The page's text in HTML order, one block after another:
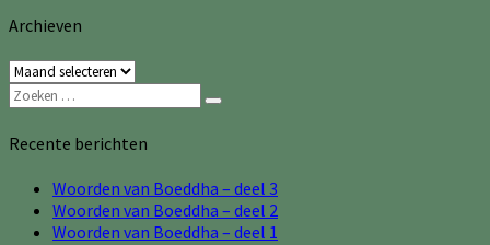
Archieven
Archieven
Zoeken
naar:
Zoeken
Recente berichten
Woorden van Boeddha – deel 3
Woorden van Boeddha – deel 2
Woorden van Boeddha – deel 1